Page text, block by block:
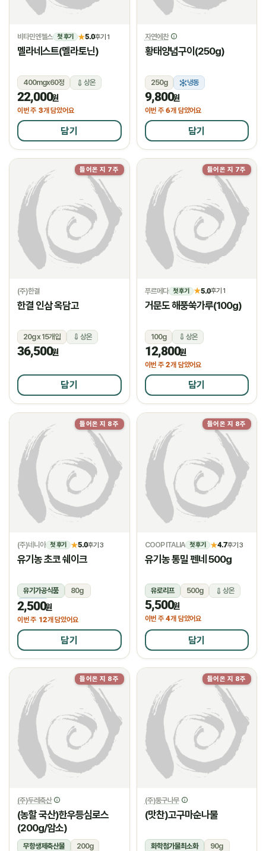
비타민엔젤스 첫 후기 ★5.0후기 1
멜라네스트(멜라토닌)
400mgx60정 상온
22,000원
이번 주 3개 담았어요
담기
자연에찬
황태양념구이(250g)
250g 냉동
9,800원
이번 주 6개 담았어요
담기
들어온 지 7주
(주)한결
한결 인삼 옥담고
20g x 15개입 상온
36,500원
담기
들어온 지 7주
푸르메다 첫 후기 ★5.0후기 1
거문도 해풍쑥가루(100g)
100g 상온
12,800원
이번 주 2개 담았어요
담기
들어온 지 8주
(주)네니아 첫 후기 ★5.0후기 3
유기농 초코 쉐이크
유기가공식품
80g
냉동
2,500원
이번 주 12개 담았어요
담기
들어온 지 8주
COOP ITALIA 첫 후기 ★4.7후기 3
유기농 통밀 펜네 500g
유로리프 500g 상온
5,500원
이번 주 4개 담았어요
담기
들어온 지 8주
(주)두레축산
(농할 국산)한우등심로스
(200g/암소)
무항생제축산물
200g
들어온 지 8주
(주)둥구나무
(맛찬)고구마순나물
화학첨가물최소화
90g